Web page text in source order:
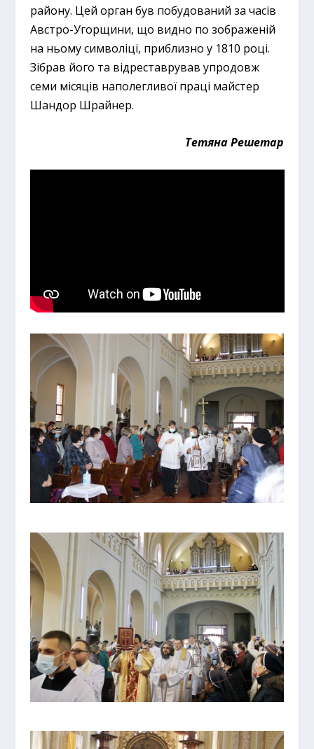
району. Цей орган був побудований за часів
Австро-Угорщини, що видно по зображеній
на ньому символіці, приблизно у 1810 році.
Зібрав його та відреставрував упродовж
семи місяців наполегливої праці майстер
Шандор Шрайнер.
Тетяна Решетар